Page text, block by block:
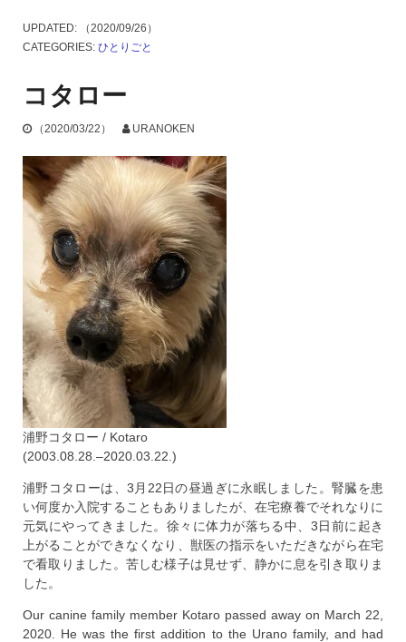
UPDATED:
（2020/09/26）
CATEGORIES: ひとりごと
コタロー
（2020/03/22） URANOKEN
浦野コタロー / Kotaro
(2003.08.28.–2020.03.22.)
浦野コタローは、3月22日の昼過ぎに永眠しました。腎臓を患
い何度か入院することもありましたが、在宅療養でそれなりに
元気にやってきました。徐々に体力が落ちる中、3日前に起き
上がることができなくなり、獣医の指示をいただきながら在宅
で看取りました。苦しむ様子は見せず、静かに息を引き取りま
した。
Our canine family member Kotaro passed away on March 22,
2020. He was the first addition to the Urano family, and had